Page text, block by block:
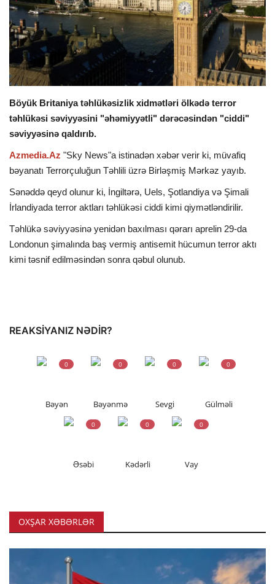
İDMAN
DÜNYA
MARAQLI
SAĞLAMLIQ
ŞOU BİZNES
Böyük Britaniya təhlükəsizlik xidmətləri ölkədə terror
təhlükəsi səviyyəsini "əhəmiyyətli" dərəcəsindən "ciddi"
səviyyəsinə qaldırıb.
Azmedia.Az "Sky News"a istinadən xəbər verir ki, müvafiq
bəyanatı Terrorçuluğun Təhlili üzrə Birləşmiş Mərkəz yayıb.
Sənəddə qeyd olunur ki, İngiltərə, Uels, Şotlandiya və Şimali
İrlandiyada terror aktları təhlükəsi ciddi kimi qiymətləndirilir.
Təhlükə səviyyəsinə yenidən baxılması qərarı aprelin 29-da
Londonun şimalında baş vermiş antisemit hücumun terror aktı
kimi təsnif edilməsindən sonra qəbul olunub.
REAKSIYANIZ NƏDIR?
Bəyən
0
Bəyənmə
0
Sevgi
0
Gülməli
0
Əsəbi
0
Kədərli
0
Vay
0
OXŞAR XƏBƏRLƏR